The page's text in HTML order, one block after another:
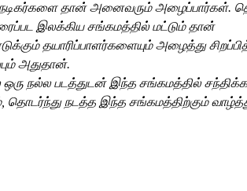
நடிகர்களை தான் அனைவரும் அழைப்பார்கள்.
இலக்கிய சங்கமத்தில் மட்டும் தான்
தயாரிப்பாளர்களையும் அழைத்து
அதுதான்.
நல்ல படத்துடன் இந்த சங்கமத்தில் சந்திக்க
தொடர்ந்து நடத்த இந்த சங்கமத்திற்கும்